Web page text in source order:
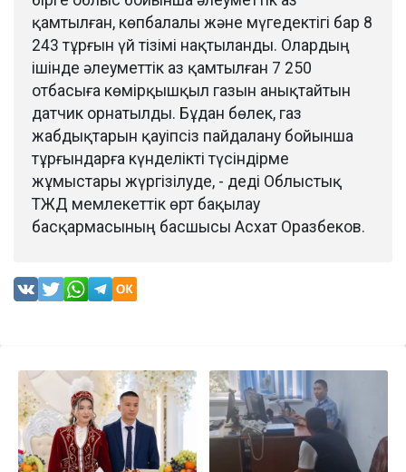
қамтылған, көпбалалы және мүгедектігі бар 8
243 тұрғын үй тізімі нақтыланды. Олардың
ішінде әлеуметтік аз қамтылған 7 250
отбасыға көмірқышқыл газын анықтайтын
датчик орнатылды. Бұдан бөлек, газ
жабдықтарын қауіпсіз пайдалану бойынша
тұрғындарға күнделікті түсіндірме
жұмыстары жүргізілуде, - деді Облыстық
ТЖД мемлекеттік өрт бақылау
басқармасының басшысы Асхат Оразбеков.